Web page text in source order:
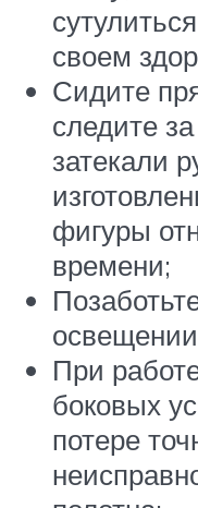
своем
Сидите
следите
затекали
фигуры
времени;
При
боковых
потере